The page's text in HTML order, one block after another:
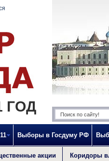
ГОД
Выборы в Госдуму РФ
акции Коридоры